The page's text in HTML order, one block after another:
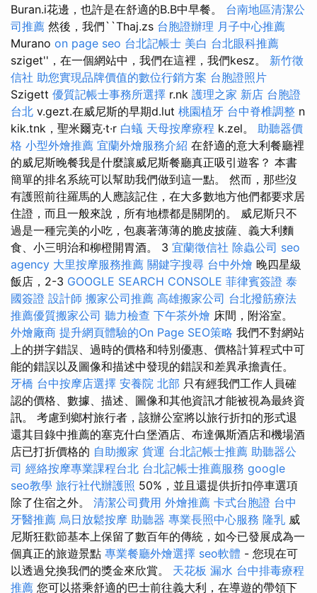
Buran.i花邊，也許是在舒適的B.B中早餐。 台南地區清潔公
司推薦 然後，我們``Thaj.zs 台胞證辦理 月子中心推薦
Murano on page seo 台北記帳士 美白 台北眼科推薦
sziget''，在一個網站中，我們在這裡，我們kesz。 新竹徵
信社 助您實現品牌價值的數位行銷方案 台胞證照片
Szigett 優質記帳士事務所選擇 r.nk 護理之家 新店 台胞證
台北 v.gezt.在威尼斯的早期d.lut 桃園植牙 台中脊椎調整 n
kik.tnk，聖米爾克·t·r 白蟻 天母按摩療程 k.zel。 助聽器價
格 小型外燴推薦 宜蘭外燴服務介紹 在舒適的意大利餐廳裡
的威尼斯晚餐我是什麼讓威尼斯餐廳真正吸引遊客？ 本書
簡單的排名系統可以幫助我們做到這一點。 然而，那些沒
有護照前往羅馬的人應該記住，在大多數地方他們都要求居
住證，而且一般來說，所有地標都是關閉的。 威尼斯只不
過是一種完美的小吃，包裹著薄薄的脆皮披薩、義大利麵
食、小三明治和柳橙開胃酒。 3 宜蘭徵信社 除蟲公司 seo
agency 大里按摩服務推薦 關鍵字搜尋 台中外燴 晚四星級
飯店，2-3 GOOGLE SEARCH CONSOLE 菲律賓簽證 泰
國簽證 設計師 搬家公司推薦 高雄搬家公司 台北撥筋療法
推薦優質搬家公司 聽力檢查 下午茶外燴 床間，附浴室。
外燴廠商 提升網頁體驗的On Page SEO策略 我們不對網站
上的拼字錯誤、過時的價格和特別優惠、價格計算程式中可
能的錯誤以及圖像和描述中發現的錯誤和差異承擔責任。
牙橋 台中按摩店選擇 安養院 北部 只有經我們工作人員確
認的價格、數據、描述、圖像和其他資訊才能被視為最終資
訊。 考慮到鄉村旅行者，該辦公室將以旅行折扣的形式退
還其目錄中推薦的塞克什白堡酒店、布達佩斯酒店和機場酒
店已打折價格的 自助搬家 貨運 台北記帳士推薦 助聽器公
司 經絡按摩專業課程台北 台北記帳士推薦服務 google
seo教學 旅行社代辦護照 50%，並且還提供折扣停車選項
除了住宿之外。 清潔公司費用 外燴推薦 卡式台胞證 台中
牙醫推薦 烏日放鬆按摩 助聽器 專業長照中心服務 隆乳 威
尼斯狂歡節基本上保留了數百年的傳統，如今已發展成為一
個真正的旅遊景點 專業餐廳外燴選擇 seo軟體 - 您現在可
以透過兌換我們的獎金來欣賞。 天花板 漏水 台中排毒療程
推薦 您可以搭乘舒適的巴士前往義大利，在導遊的帶領下